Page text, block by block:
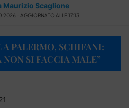
Maurizio Scaglione
2026 - AGGIORNATO ALLE 17:13
PALERMO, SCHIFANI:
NON SI FACCIA MALE”